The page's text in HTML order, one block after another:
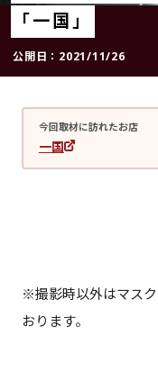
「一国」
公開日： 2021/11/26
今回取材に訪れたお店
一国
※撮影時以外はマス
おります。